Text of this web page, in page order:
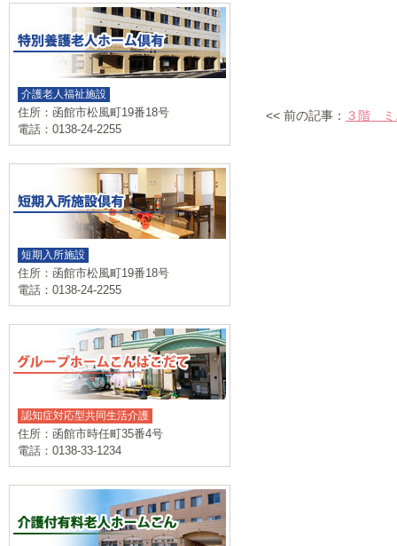
<< 前の記事： ３階 ミ
介護老人福祉施設
住所：函館市松風町19番18号
電話：0138-24-2255
短期入所施設
住所：函館市松風町19番18号
電話：0138-24-2255
認知症対応型共同生活介護
住所：函館市時任町35番4号
電話：0138-33-1234